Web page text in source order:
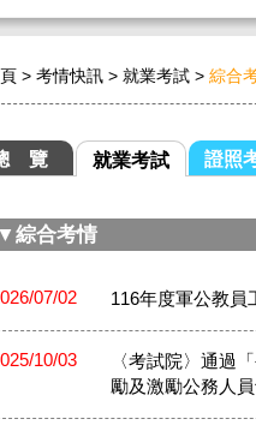
> 考情快訊 > 就業考試 > 綜合
覽 就業考試 證照
▼綜合考情
07/02 116年度軍公教員
10/03
〈考試院〉通過
勵及激勵公務人